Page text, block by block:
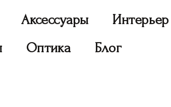
Аксессуары Интерьер
Оптика Блог